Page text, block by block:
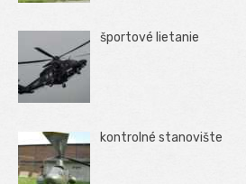
športové lietanie
kontrolné stanovište